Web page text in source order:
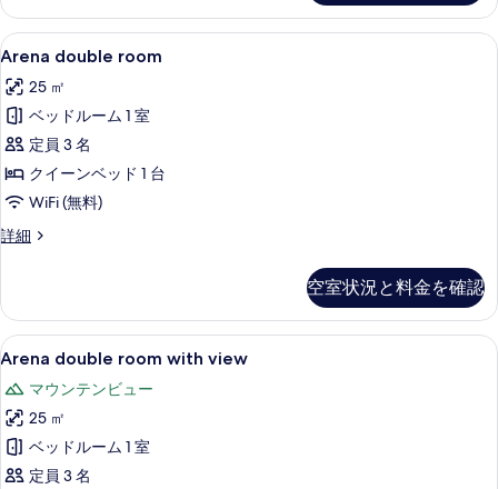
を
表
示
す
る
の
詳
細
Arena
double
room
の
す
べ
て
の
を
表
示
す
る
Arena double room | ミニバー、セ
5
Arena double room
25 ㎡
ベッドルーム 1 室
定員 3 名
クイーンベッド 1 台
WiFi (無料)
詳細
Arena
詳
細
空室状況と料金を確認
Arena
double
room
with
view
の
Arena double room with view | ミニ
6
Arena double room with view
マウンテンビュー
25 ㎡
ベッドルーム 1 室
定員 3 名